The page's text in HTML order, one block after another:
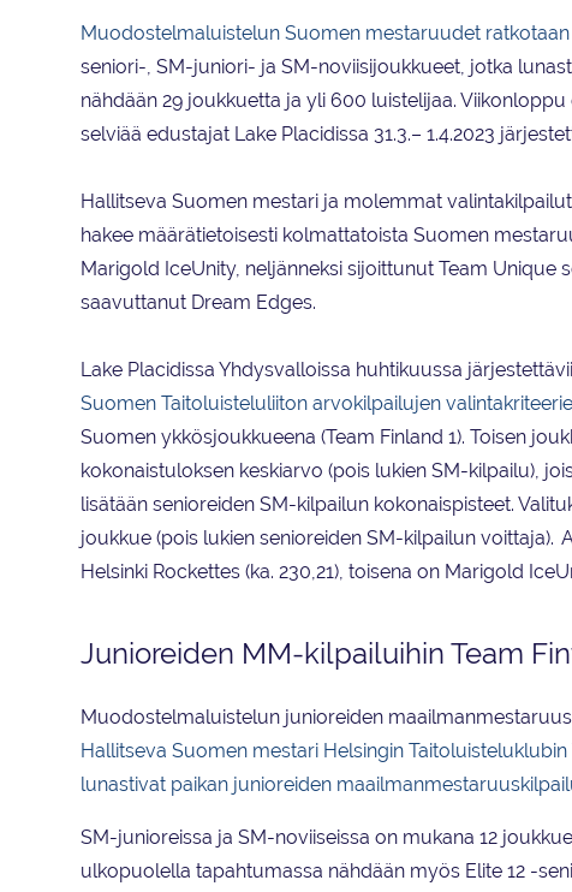
Muodostelmaluistelun Suomen mestaruudet ratkotaan
seniori-, SM-juniori- ja SM-noviisijoukkueet, jotka
nähdään 29 joukkuetta ja yli 600 luistelijaa.
selviää edustajat Lake Placidissa 31.3.– 1.4.2023
Hallitseva Suomen mestari ja molemmat
hakee määrätietoisesti kolmattatoista Suomen
Marigold IceUnity, neljänneksi sijoittunut Team
saavuttanut Dream Edges.
Lake Placidissa Yhdysvalloissa huhtikuussa
Suomen Taitoluisteluliiton arvokilpailujen
Suomen ykkösjoukkueena (Team Finland 1). Toisen
kokonaistuloksen keskiarvo (pois lukien SM-kilpailu),
lisätään senioreiden SM-kilpailun kokonaispisteet.
joukkue (pois lukien senioreiden SM-kilpailun
Helsinki Rockettes (ka. 230,21), toisena on Marigold
Junioreiden MM-kilpailuihin Team
Muodostelmaluistelun junioreiden
Hallitseva Suomen mestari Helsingin
lunastivat paikan junioreiden
SM-junioreissa ja SM-noviiseissa on mukana 12
ulkopuolella tapahtumassa nähdään myös Elite 12 -